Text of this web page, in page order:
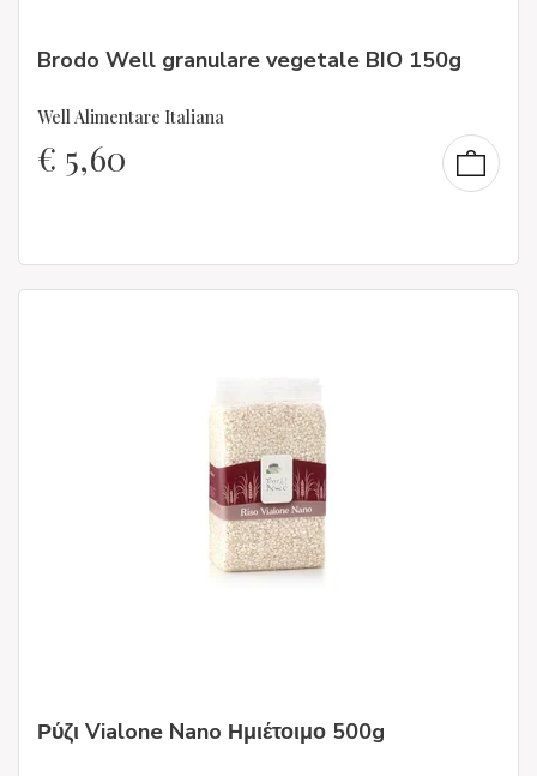
Brodo Well granulare vegetale BIO 150g
Well Alimentare Italiana
€ 5,60
Ρύζι Vialone Nano Ημιέτοιμο 500g